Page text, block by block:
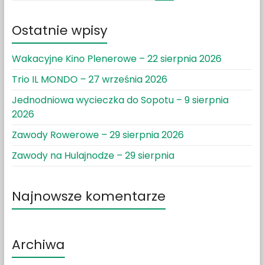
Ostatnie wpisy
Wakacyjne Kino Plenerowe – 22 sierpnia 2026
Trio IL MONDO – 27 września 2026
Jednodniowa wycieczka do Sopotu – 9 sierpnia
2026
Zawody Rowerowe – 29 sierpnia 2026
Zawody na Hulajnodze – 29 sierpnia
Najnowsze komentarze
Archiwa